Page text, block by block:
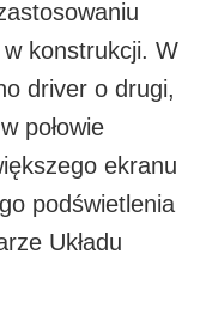
w konstrukcji. W
driver o drugi,
połowie
ekranu
podświetlenia
Układu